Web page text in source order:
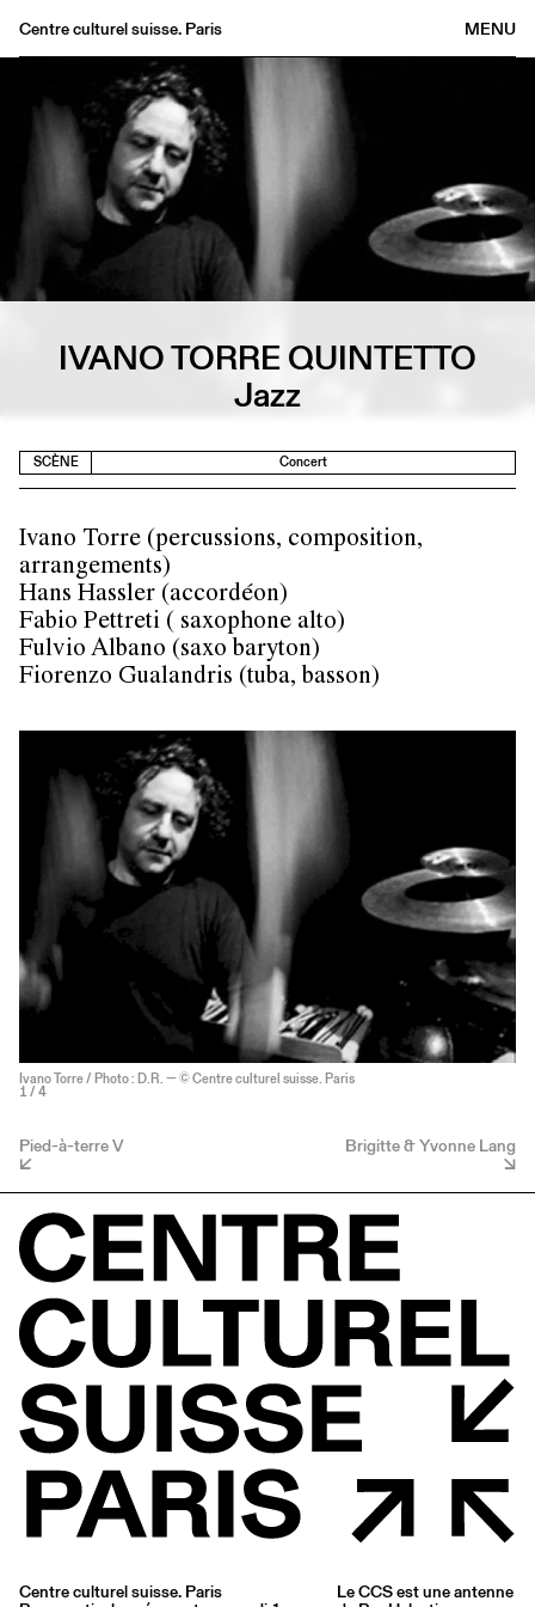
MENU
Centre culturel suisse. Paris
Librairie
Buvette
Médiathèque
Éditions
Informations
EN
IVANO TORRE QUINTETTO
Jazz
SCÈNE Concert
Ivano Torre (percussions, composition,
arrangements)
Hans Hassler (accordéon)
Fabio Pettreti ( saxophone alto)
Fulvio Albano (saxo baryton)
Fiorenzo Gualandris (tuba, basson)
Ivano Torre / Photo : D.R. — © Centre culturel suisse. Paris
1 / 4
Pied-à-terre V Brigitte & Yvonne Lang
Centre culturel suisse. Paris Le CCS est une antenne